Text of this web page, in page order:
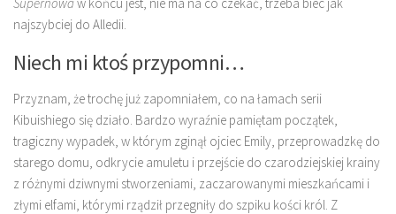
najszybciej do Alledii.
Niech mi ktoś przypomni…
Przyznam, że trochę już zapomniałem, co na łamach serii
Kibuishiego się działo. Bardzo wyraźnie pamiętam początek,
tragiczny wypadek, w którym zginął ojciec Emily, przeprowadzkę do
starego domu, odkrycie amuletu i przejście do czarodziejskiej krainy
z różnymi dziwnymi stworzeniami, zaczarowanymi mieszkańcami i
złymi elfami, którymi rządził przegniły do szpiku kości król. Z